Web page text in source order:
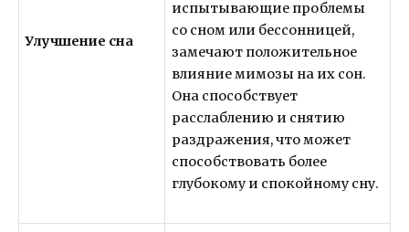
Улучшение сна
испытывающие проблемы
со сном или бессонницей,
замечают положительное
влияние мимозы на их сон.
Она способствует
расслаблению и снятию
раздражения, что может
способствовать более
глубокому и спокойному сну.